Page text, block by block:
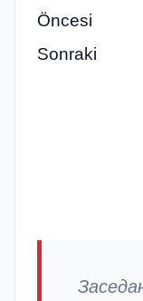
Öncesi
Sonraki